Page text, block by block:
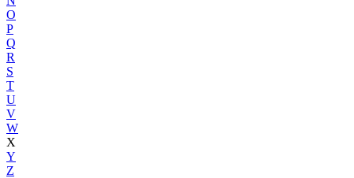
O
P
Q
R
S
T
U
V
W
X
Y
Z